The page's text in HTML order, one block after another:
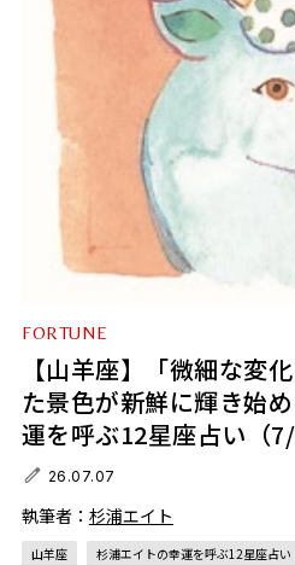
FORTUNE
【山羊座】「微細な変
た景色が新鮮に輝き始
運を呼ぶ12星座占い（
26.07.07
執筆者： 杉浦エイト
山羊座 杉浦エイトの幸運を呼ぶ12星座占い